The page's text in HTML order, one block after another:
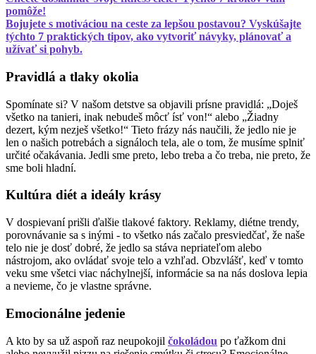
pomôže!
Bojujete s motiváciou na ceste za lepšou postavou? Vyskúšajte
týchto 7 praktických tipov, ako vytvoriť návyky, plánovať a
užívať si pohyb.
Pravidlá a tlaky okolia
Spomínate si? V našom detstve sa objavili prísne pravidlá: „Doješ
všetko na tanieri, inak nebudeš môcť ísť von!“ alebo „Žiadny
dezert, kým nezješ všetko!“ Tieto frázy nás naučili, že jedlo nie je
len o našich potrebách a signáloch tela, ale o tom, že musíme splniť
určité očakávania. Jedli sme preto, lebo treba a čo treba, nie preto, že
sme boli hladní.
Kultúra diét a ideály krásy
V dospievaní prišli ďalšie tlakové faktory. Reklamy, diétne trendy,
porovnávanie sa s inými - to všetko nás začalo presviedčať, že naše
telo nie je dosť dobré, že jedlo sa stáva nepriateľom alebo
nástrojom, ako ovládať svoje telo a vzhľad. Obzvlášť, keď v tomto
veku sme všetci viac náchylnejší, informácie sa na nás doslova lepia
a nevieme, čo je vlastne správne.
Emocionálne jedenie
A kto by sa už aspoň raz neupokojil čokoládou po ťažkom dni